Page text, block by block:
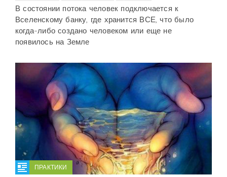
В состоянии потока человек подключается к
Вселенскому банку, где хранится ВСЕ, что было
когда-либо создано человеком или еще не
появилось на Земле
ПРАКТИКИ